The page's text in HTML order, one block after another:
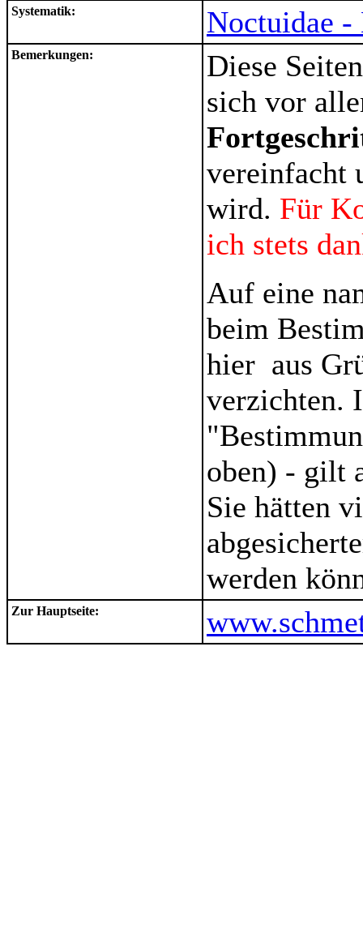
Systematik: Noctuidae -
Bemerkungen:
Diese
sich vor
vereinfacht
wird. Für
ich stets
Auf eine
beim
hier aus
verzichten.
oben) - gilt
Sie hätten
werden
Zur Hauptseite: